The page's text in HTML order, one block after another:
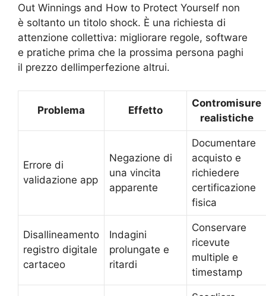
Out Winnings and How to Protect Yourself non
è soltanto un titolo shock. È una richiesta di
attenzione collettiva: migliorare regole, software
e pratiche prima che la prossima persona paghi
il prezzo dellimperfezione altrui.
Problema Effetto
Contromisure
realistiche
Errore di
validazione app
Negazione di
una vincita
apparente
Documentare
acquisto e
richiedere
certificazione
fisica
Disallineamento
registro digitale
cartaceo
Indagini
prolungate e
ritardi
Conservare
ricevute
multiple e
timestamp